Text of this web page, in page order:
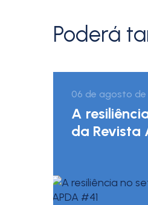
Poderá
06 de agosto de
A
da Revista